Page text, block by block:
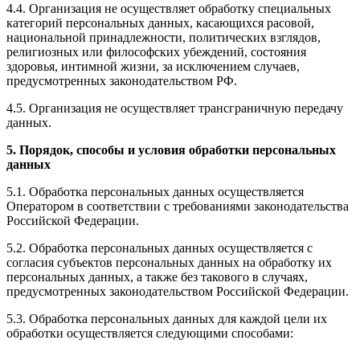
4.4. Организация не осуществляет обработку специальных
категорий персональных данных, касающихся расовой,
национальной принадлежности, политических взглядов,
религиозных или философских убеждений, состояния
здоровья, интимной жизни, за исключением случаев,
предусмотренных законодательством РФ.
4.5. Организация не осуществляет трансграничную передачу
данных.
5. Порядок, способы и условия обработки персональных
данных
5.1. Обработка персональных данных осуществляется
Оператором в соответствии с требованиями законодательства
Российской Федерации.
5.2. Обработка персональных данных осуществляется с
согласия субъектов персональных данных на обработку их
персональных данных, а также без такового в случаях,
предусмотренных законодательством Российской Федерации.
5.3. Обработка персональных данных для каждой цели их
обработки осуществляется следующими способами: